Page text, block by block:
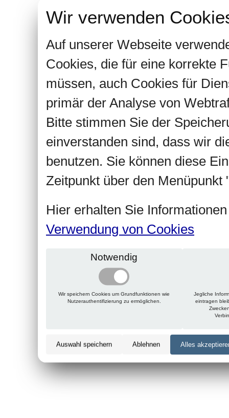
Wir verwenden
Auf unserer Webseite
Cookies, die für eine korrekte
müssen, auch Cookies für
primär der Analyse von
Bitte stimmen Sie der
einverstanden sind, dass wir
benutzen. Sie können diese
Zeitpunkt über den Menüpunkt
Hier erhalten Sie
Verwendung von Cookies
Notwendig
Wir speichern Cookies um Grundfunktionen wie
Nutzerauthentifizierung zu ermöglichen.
Jegliche
eintragen
Auswahl speichern Ablehnen Alles